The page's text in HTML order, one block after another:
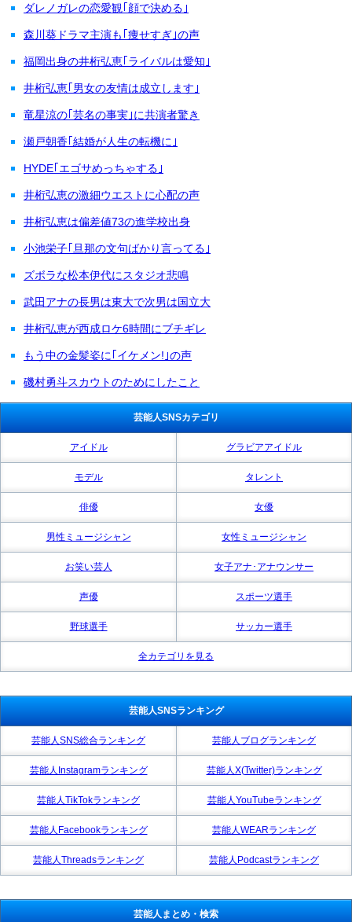
ダレノガレの恋愛観｢顔で決める｣
森川葵ドラマ主演も｢痩せすぎ｣の声
福岡出身の井桁弘恵｢ライバルは愛知｣
井桁弘恵｢男女の友情は成立します｣
竜星涼の｢芸名の事実｣に共演者驚き
瀬戸朝香｢結婚が人生の転機に｣
HYDE｢エゴサめっちゃする｣
井桁弘恵の激細ウエストに心配の声
井桁弘恵は偏差値73の進学校出身
小池栄子｢旦那の文句ばかり言ってる｣
ズボラな松本伊代にスタジオ悲鳴
武田アナの長男は東大で次男は国立大
井桁弘恵が西成ロケ6時間にブチギレ
もう中の金髪姿に｢イケメン!｣の声
磯村勇斗スカウトのためにしたこと
芸能人SNSカテゴリ
アイドル グラビアアイドル
モデル タレント
俳優 女優
男性ミュージシャン 女性ミュージシャン
お笑い芸人 女子アナ･アナウンサー
声優 スポーツ選手
野球選手 サッカー選手
全カテゴリを見る
芸能人SNSランキング
芸能人SNS総合ランキング 芸能人ブログランキング
芸能人Instagramランキング 芸能人X(Twitter)ランキング
芸能人TikTokランキング 芸能人YouTubeランキング
芸能人Facebookランキング 芸能人WEARランキング
芸能人Threadsランキング 芸能人Podcastランキング
芸能人まとめ・検索